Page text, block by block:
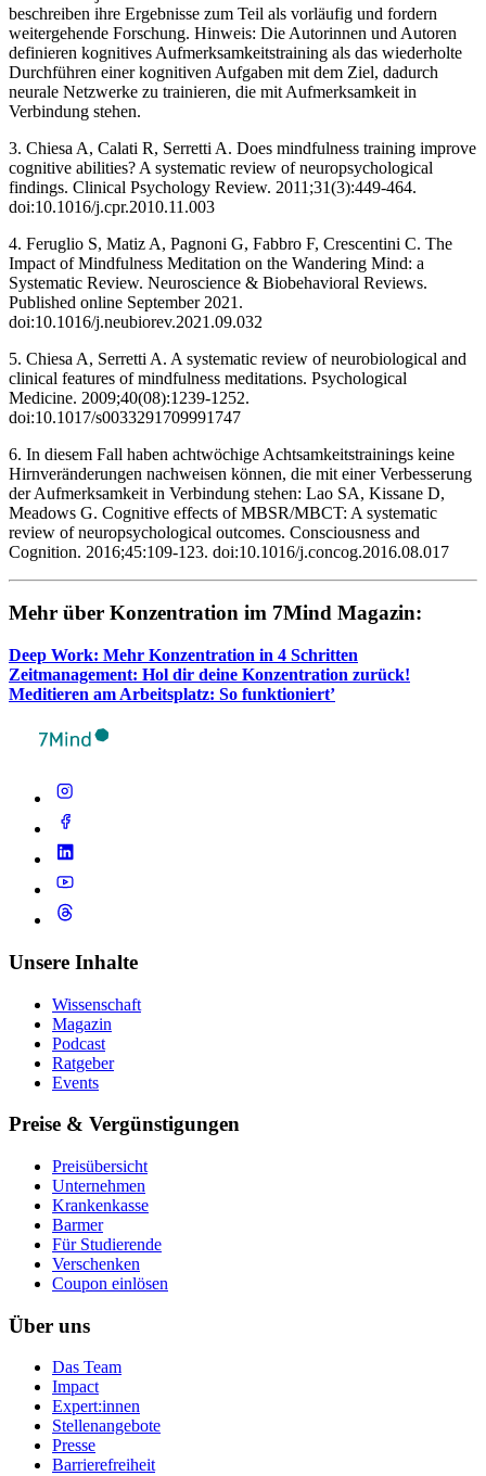
beschreiben ihre Ergebnisse zum Teil als vorläufig und fordern
weitergehende Forschung. Hinweis: Die Autorinnen und Autoren
definieren kognitives Aufmerksamkeitstraining als das wiederholte
Durchführen einer kognitiven Aufgaben mit dem Ziel, dadurch
neurale Netzwerke zu trainieren, die mit Aufmerksamkeit in
Verbindung stehen.
3. Chiesa A, Calati R, Serretti A. Does mindfulness training improve
cognitive abilities? A systematic review of neuropsychological
findings. Clinical Psychology Review. 2011;31(3):449-464.
doi:10.1016/j.cpr.2010.11.003 ‌
4. Feruglio S, Matiz A, Pagnoni G, Fabbro F, Crescentini C. The
Impact of Mindfulness Meditation on the Wandering Mind: a
Systematic Review. Neuroscience & Biobehavioral Reviews.
Published online September 2021.
doi:10.1016/j.neubiorev.2021.09.032
5. Chiesa A, Serretti A. A systematic review of neurobiological and
clinical features of mindfulness meditations. Psychological
Medicine. 2009;40(08):1239-1252.
doi:10.1017/s0033291709991747 ‌
6. In diesem Fall haben achtwöchige Achtsamkeitstrainings keine
Hirnveränderungen nachweisen können, die mit einer Verbesserung
der Aufmerksamkeit in Verbindung stehen: Lao SA, Kissane D,
Meadows G. Cognitive effects of MBSR/MBCT: A systematic
review of neuropsychological outcomes. Consciousness and
Cognition. 2016;45:109-123. doi:10.1016/j.concog.2016.08.017
Mehr über Kon­zen­tra­tion im 7Mind Maga­zin:
Deep Work: Mehr Kon­zen­tra­tion in 4 Schrit­ten
Zeit­ma­nage­ment: Hol dir deine Kon­zen­tra­tion zurück!
Medi­tie­ren am Arbeits­platz: So funktioniert’
Unsere Inhalte
Wissenschaft
Magazin
Podcast
Ratgeber
Events
Preise & Vergünstigungen
Preisübersicht
Unternehmen
Krankenkasse
Barmer
Für Studierende
Ver­schen­ken
Coupon einlösen
Über uns
Das Team
Impact
Expert:innen
Stellenangebote
Presse
Barrierefreiheit